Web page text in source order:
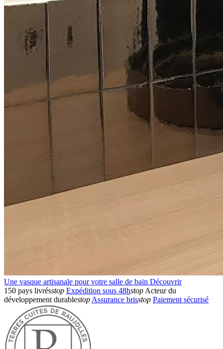
Une vasque artisanale pour votre salle de bain Découvrir
150 pays livrésstop Expédition sous 48hstop Acteur du
développement durablestop Assurance brisstop Paiement sécurisé